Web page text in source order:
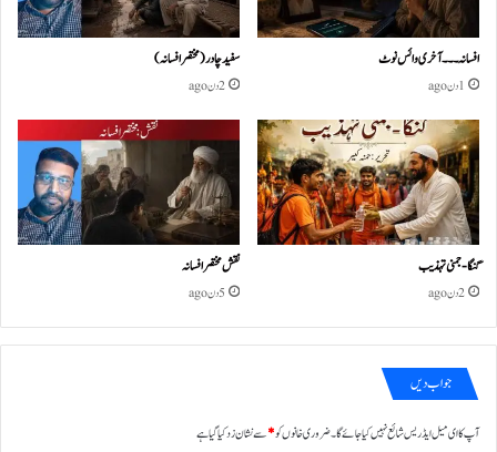
افسانہ۔۔۔آخری وائس نوٹ
1 دن ago
سفید چادر( مختصر افسانہ)
2 دن ago
گنگا-جمنی تہذیب
2 دن ago
نقش مختصر افسانہ
5 دن ago
جواب دیں
آپ کا ای میل ایڈریس شائع نہیں کیا جائے گا۔ضروری خانوں کو*سے نشان زد کیا گیا ہے